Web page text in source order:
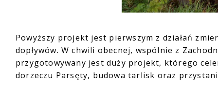
Powyższy projekt jest pierwszym z działań
dopływów. W chwili obecnej, wspólnie z
przygotowywany jest duży projekt, którego
dorzeczu Parsęty, budowa tarlisk oraz